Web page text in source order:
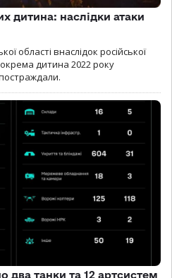
дитина: наслідки атаки
області внаслідок російської
дитина 2022 року
два танки та 12 артсистем